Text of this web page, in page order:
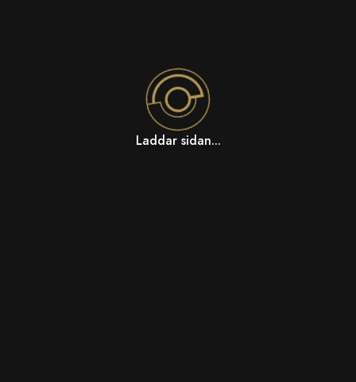
Laddar sidan...